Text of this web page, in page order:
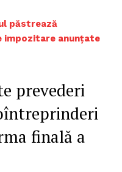
păstrează
impozitare anunțate
prevederi
finală a